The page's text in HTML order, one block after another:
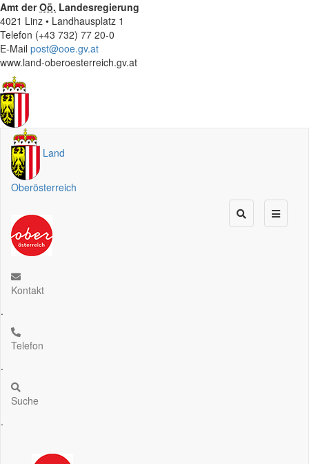
Amt derOö. Landesregierung
4021 Linz • Landhausplatz 1
Telefon (+43 732) 77 20-0
E-Mail post@ooe.gv.at
www.land-oberoesterreich.gv.at
Land
Oberösterreich
Kontakt
.
Telefon
.
Suche
.